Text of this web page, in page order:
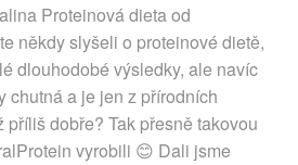
Proteinová dieta od
někdy slyšeli o proteinové dietě,
dlouhodobé výsledky, ale navíc
chutná a je jen z přírodních
příliš dobře? Tak přesně takovou
vyrobili 😊 Dali jsme